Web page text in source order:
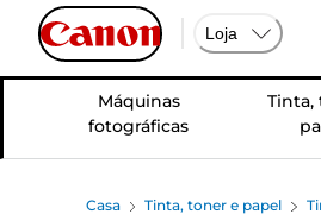
Loja
Máquinas
fotográficas
Tinta,
Casa Tinta, toner e papel